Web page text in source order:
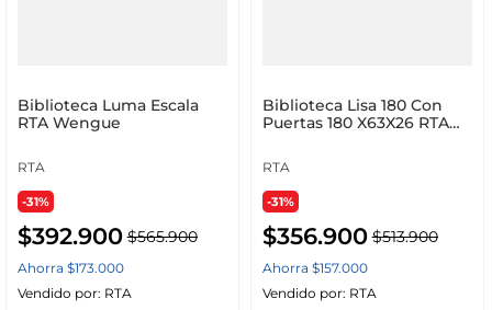
Biblioteca Luma Escala
RTA Wengue
RTA
-31%
$392.900 $565.900
Ahorra $173.000
Vendido por: RTA
Biblioteca Lisa 180 Con
Puertas 180 X63X26 RTA
RTA
-31%
$356.900 $513.900
Ahorra $157.000
Vendido por: RTA